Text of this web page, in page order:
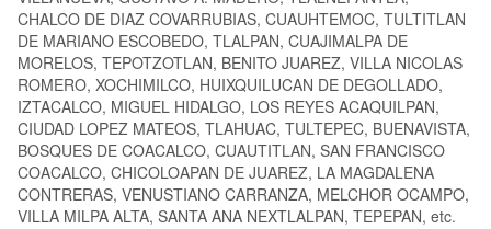
CHALCO DE DIAZ COVARRUBIAS, CUAUHTEMOC, TULTITLAN
DE MARIANO ESCOBEDO, TLALPAN, CUAJIMALPA DE
MORELOS, TEPOTZOTLAN, BENITO JUAREZ, VILLA NICOLAS
ROMERO, XOCHIMILCO, HUIXQUILUCAN DE DEGOLLADO,
IZTACALCO, MIGUEL HIDALGO, LOS REYES ACAQUILPAN,
CIUDAD LOPEZ MATEOS, TLAHUAC, TULTEPEC, BUENAVISTA,
BOSQUES DE COACALCO, CUAUTITLAN, SAN FRANCISCO
COACALCO, CHICOLOAPAN DE JUAREZ, LA MAGDALENA
CONTRERAS, VENUSTIANO CARRANZA, MELCHOR OCAMPO,
VILLA MILPA ALTA, SANTA ANA NEXTLALPAN, TEPEPAN, etc.